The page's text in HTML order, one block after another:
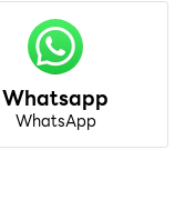
Whatsapp
WhatsApp